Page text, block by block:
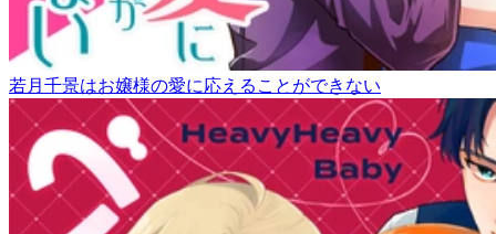
若月千景はお嬢様の愛に応えることができない